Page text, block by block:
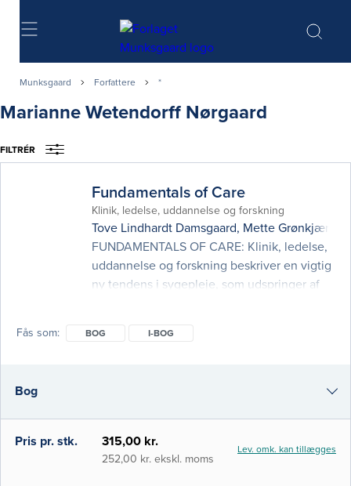
Søg
Munksgaard Forfattere *
Marianne Wetendorff Nørgaard
FILTRÉR
Fundamentals of Care
Klinik, ledelse, uddannelse og forskning
Tove Lindhardt Damsgaard, Mette Grønkjær
FUNDAMENTALS OF CARE: Klinik, ledelse,
uddannelse og forskning beskriver en vigtig
ny tendens i sygepleje, som udspringer af
patienter og borgeres fundamentale behov.
at alle sygeplejersker fokuserer mere
målrettet på syge
Fås som BOG I-BOG
Bog
i-bog
Pris pr. stk. 315,00 kr.
252,00 kr. ekskl. moms
Lev. omk. kan tillægges